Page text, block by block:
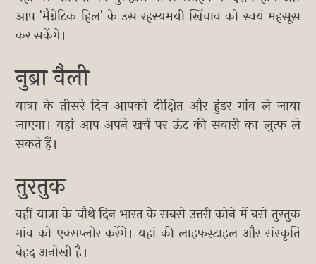
आप 'मैग्नेटिक हिल' के उस रहस्यमयी खिंचाव को स्वयं महसूस
कर सकेंगे।
नुब्रा वैली
यात्रा के तीसरे दिन आपको दीक्षित और हुंडर गांव ले जाया
जाएगा। यहां आप अपने खर्च पर ऊंट की सवारी का लुत्फ ले
सकते हैं।
तुरतुक
वहीं यात्रा के चौथे दिन भारत के सबसे उत्तरी कोने में बसे तुरतुक
गांव को एक्सप्लोर करेंगे। यहां की लाइफस्टाइल और संस्कृति
बेहद अनोखी है।